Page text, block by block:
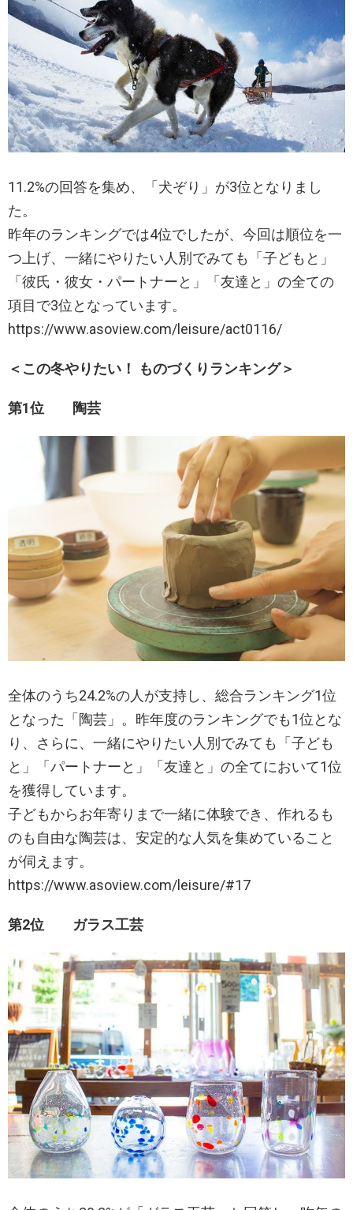
11.2%の回答を集め、「犬ぞり」が3位となりまし
た。
昨年のランキングでは4位でしたが、今回は順位を一
つ上げ、一緒にやりたい人別でみても「子どもと」
「彼氏・彼女・パートナーと」「友達と」の全ての
項目で3位となっています。
https://www.asoview.com/leisure/act0116/
＜この冬やりたい！ ものづくりランキング＞
第1位 陶芸
全体のうち24.2%の人が支持し、総合ランキング1位
となった「陶芸」。昨年度のランキングでも1位とな
り、さらに、一緒にやりたい人別でみても「子ども
と」「パートナーと」「友達と」の全てにおいて1位
を獲得しています。
子どもからお年寄りまで一緒に体験でき、作れるも
のも自由な陶芸は、安定的な人気を集めていること
が伺えます。
https://www.asoview.com/leisure/#17
第2位 ガラス工芸